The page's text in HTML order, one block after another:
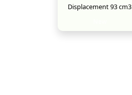
Displacement 93 cm3